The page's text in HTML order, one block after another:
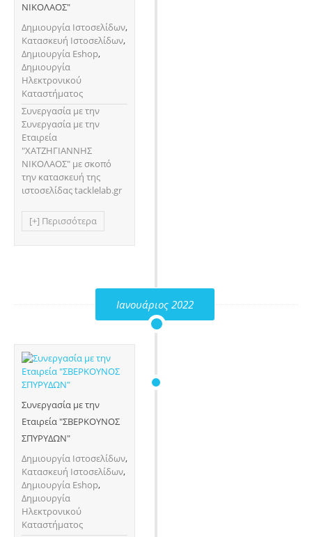
ΝΙΚΟΛΑΟΣ"
Δημιουργία Ιστοσελίδων,
Κατασκευή Ιστοσελίδων,
Δημιουργία Eshop,
Δημιουργία
Ηλεκτρονικού
Καταστήματος
Συνεργασία με την
Συνεργασία με την
Εταιρεία
"ΧΑΤΖΗΓΙΑΝΝΗΣ
ΝΙΚΟΛΑΟΣ" με σκοπό
την κατασκευή της
ιστοσελίδας tacklelab.gr
[+] Περισσότερα
Ιανουάριος 2022
Συνεργασία με την
Εταιρεία "ΣΒΕΡΚΟΥΝΟΣ
ΣΠΥΡΥΔΩΝ"
Δημιουργία Ιστοσελίδων,
Κατασκευή Ιστοσελίδων,
Δημιουργία Eshop,
Δημιουργία
Ηλεκτρονικού
Καταστήματος